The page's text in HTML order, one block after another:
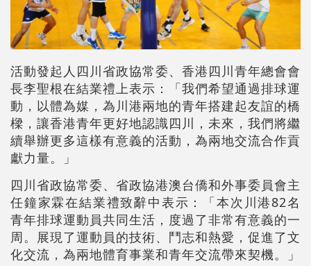
活動發起人四川省政協常委、香港四川青年總會會
長李聖根在結業禮上表示：「我們希望通過排球運
動，以體為媒，為川港兩地的青年搭建起友誼的橋
樑，讓香港青年更好地認識四川，未來，我們將繼
續舉辦更多這樣有意義的活動，為兩地交流合作貢
獻力量。」
四川省政協常委、省政協港澳台僑和外事委員會主
任鐘家霖在結業禮致辭中表示：「本次川港82名
青年排球運動員共同生活，度過了非常有意義的一
周。展現了運動員的技術、鬥志和熱愛，促進了文
化交流，為兩地體育事業和青年交流帶來契機。」